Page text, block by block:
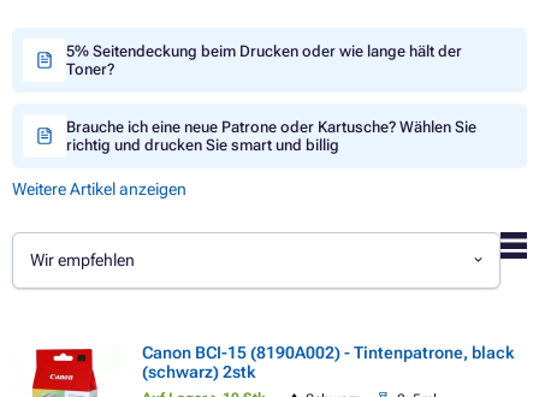
5% Seitendeckung beim Drucken oder wie lange hält der
Toner?
Brauche ich eine neue Patrone oder Kartusche? Wählen Sie
richtig und drucken Sie smart und billig
Weitere Artikel anzeigen
Wir empfehlen
Canon BCI-15 (8190A002) - Tintenpatrone, black
(schwarz) 2stk